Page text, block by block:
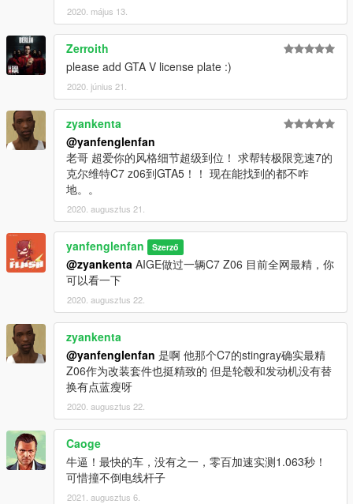
2020. május 13.
Zerroith
please add GTA V license plate :)
2020. június 21.
zyankenta
@yanfenglenfan
老哥 超爱你的风格细节超级到位！ 求帮转极限竞速7的
克尔维特C7 z06到GTA5！！ 现在能找到的都不咋
地。。
2020. augusztus 21.
yanfenglenfan Szerző
@zyankenta AIGE做过一辆C7 Z06 目前全网最精，你
可以看一下
2020. augusztus 22.
zyankenta
@yanfenglenfan 是啊 他那个C7的stingray确实最精
Z06作为改装套件也挺精致的 但是轮毂和发动机没有替
换有点蓝瘦呀
2020. augusztus 22.
Caoge
牛逼！最快的车，没有之一，零百加速实测1.063秒！
可惜撞不倒电线杆子
2021. augusztus 6.